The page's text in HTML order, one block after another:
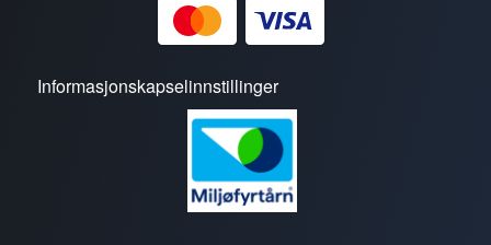
Informasjonskapselinnstillinger